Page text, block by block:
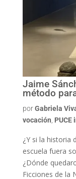
Jaime
método
porGabriela
vocación PUCE
¿Y si la historia
escuela fuera
¿Dónde
Ficciones de la